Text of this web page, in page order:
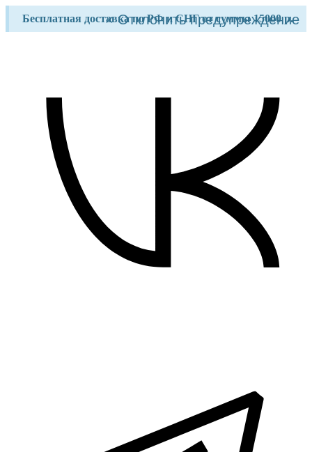
содержимому
Бесплатная доставка по РФ и СНГ от суммы 15000 р.
× Отклонить предупреждение